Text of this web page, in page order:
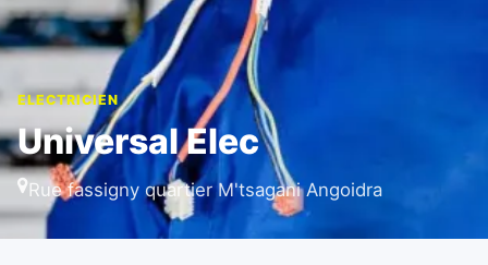
ELECTRICIEN
Universal Elec
Rue fassigny quartier M'tsagani Angoidra